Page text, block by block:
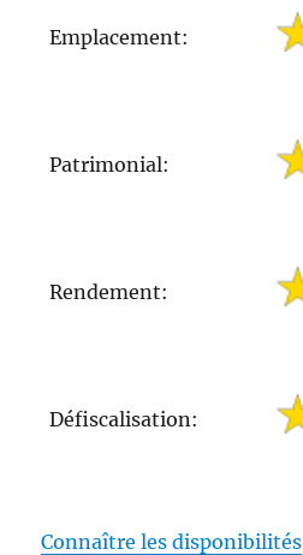
Emplacement:
Patrimonial:
Rendement:
Défiscalisation:
Connaître les disponibilités